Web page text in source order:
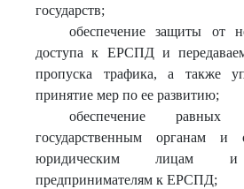
государств;
обеспечение защиты от
доступа к ЕРСПД и
пропуска трафика, а также
принятие мер по ее развитию;
обеспечение равных
государственным органам и
юридическим лицам и
предпринимателям к ЕРСПД;